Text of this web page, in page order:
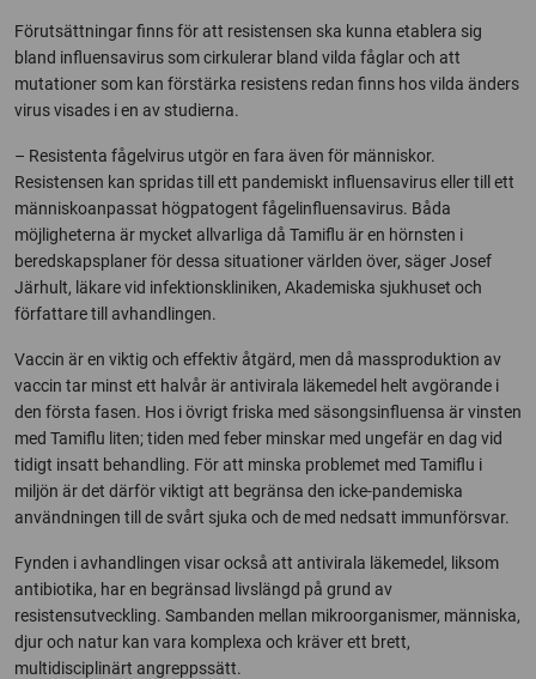
Förutsättningar finns för att resistensen ska kunna etablera sig
bland influensavirus som cirkulerar bland vilda fåglar och att
mutationer som kan förstärka resistens redan finns hos vilda änders
virus visades i en av studierna.
– Resistenta fågelvirus utgör en fara även för människor.
Resistensen kan spridas till ett pandemiskt influensavirus eller till ett
människoanpassat högpatogent fågelinfluensavirus. Båda
möjligheterna är mycket allvarliga då Tamiflu är en hörnsten i
beredskapsplaner för dessa situationer världen över, säger Josef
Järhult, läkare vid infektionskliniken, Akademiska sjukhuset och
författare till avhandlingen.
Vaccin är en viktig och effektiv åtgärd, men då massproduktion av
vaccin tar minst ett halvår är antivirala läkemedel helt avgörande i
den första fasen. Hos i övrigt friska med säsongsinfluensa är vinsten
med Tamiflu liten; tiden med feber minskar med ungefär en dag vid
tidigt insatt behandling. För att minska problemet med Tamiflu i
miljön är det därför viktigt att begränsa den icke-pandemiska
användningen till de svårt sjuka och de med nedsatt immunförsvar.
Fynden i avhandlingen visar också att antivirala läkemedel, liksom
antibiotika, har en begränsad livslängd på grund av
resistensutveckling. Sambanden mellan mikroorganismer, människa,
djur och natur kan vara komplexa och kräver ett brett,
multidisciplinärt angreppssätt.